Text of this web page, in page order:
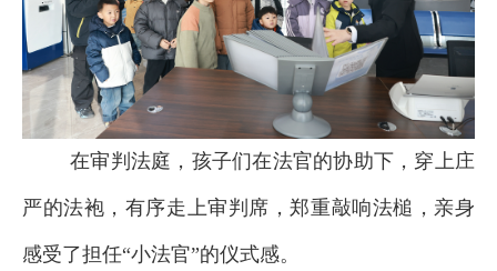
在审判法庭，孩子们在法官的协助下，穿上庄
严的法袍，有序走上审判席，郑重敲响法槌，亲身
感受了担任“小法官”的仪式感。